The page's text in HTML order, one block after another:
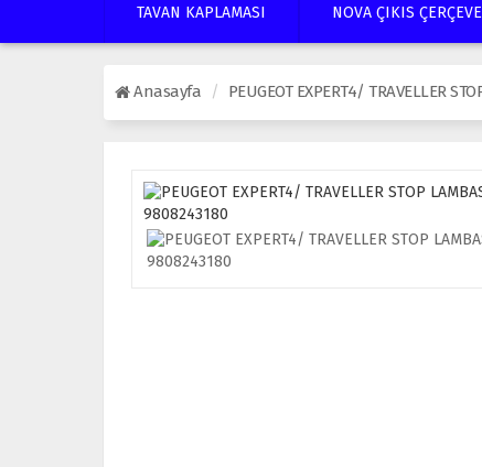
TAVAN KAPLAMASI NOVA ÇIKIS
Anasayfa PEUGEOT EXPERT4/ TRAVELLER